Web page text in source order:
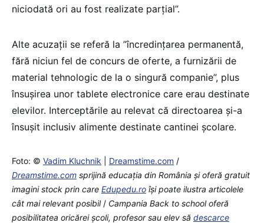
niciodată ori au fost realizate parţial”.
Alte acuzaţii se referă la ”încredinţarea permanentă,
fără niciun fel de concurs de oferte, a furnizării de
material tehnologic de la o singură companie”, plus
însuşirea unor tablete electronice care erau destinate
elevilor. Interceptările au relevat că directoarea şi-a
însuşit inclusiv alimente destinate cantinei şcolare.
Foto: © Vadim Kluchnik Dreamstime.com /
Dreamstime.com sprijină educaţia din România şi oferă gratuit
imagini stock prin care Edupedu.ro îşi poate ilustra articolele
cât mai relevant posibil/ Campania Back to school oferă
posibilitatea oricărei școli, profesor sau elev să descarce